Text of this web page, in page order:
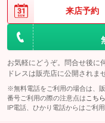
来店予約
お気軽にどうぞ。問合せ後に
ドレスは販売店に公開されま
※無料電話をご利用の場合は、
番号ご利用の際の注意点は こちら
IP電話、ひかり電話からはご利